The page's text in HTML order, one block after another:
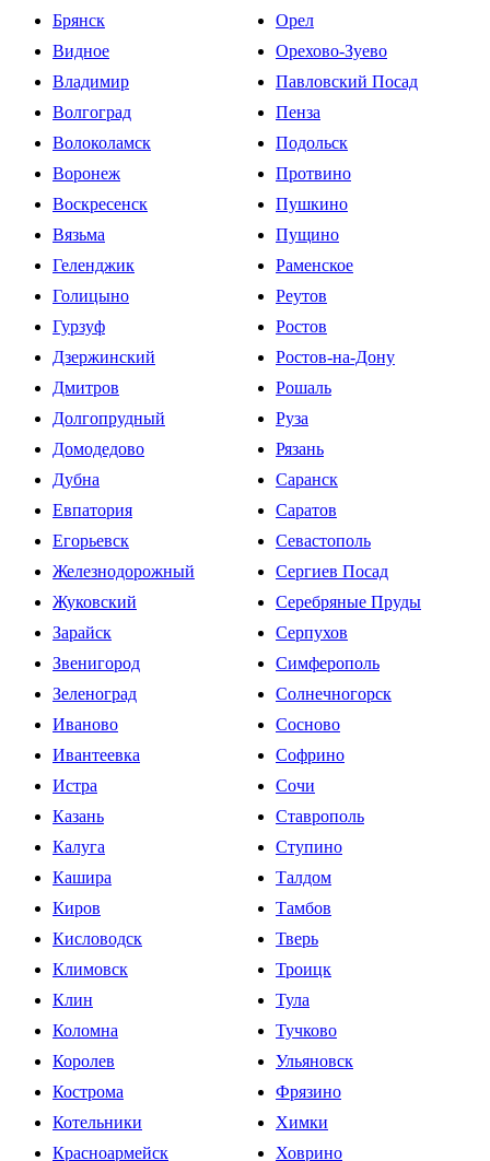
Брянск
Видное
Владимир
Волгоград
Волоколамск
Воронеж
Воскресенск
Вязьма
Геленджик
Голицыно
Гурзуф
Дзержинский
Дмитров
Долгопрудный
Домодедово
Дубна
Евпатория
Егорьевск
Железнодорожный
Жуковский
Зарайск
Звенигород
Зеленоград
Иваново
Ивантеевка
Истра
Казань
Калуга
Кашира
Киров
Кисловодск
Климовск
Клин
Коломна
Королев
Кострома
Котельники
Красноармейск
Орел
Орехово-Зуево
Павловский Посад
Пенза
Подольск
Протвино
Пушкино
Пущино
Раменское
Реутов
Ростов
Ростов-на-Дону
Рошаль
Руза
Рязань
Саранск
Саратов
Севастополь
Сергиев Посад
Серебряные Пруды
Серпухов
Симферополь
Солнечногорск
Сосново
Софрино
Сочи
Ставрополь
Ступино
Талдом
Тамбов
Тверь
Троицк
Тула
Тучково
Ульяновск
Фрязино
Химки
Ховрино